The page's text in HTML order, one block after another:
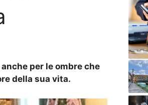
per le ombre che
della sua vita.